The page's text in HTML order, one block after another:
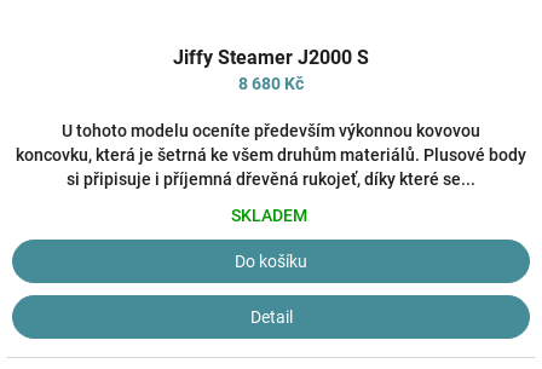
hodnocení
produktu
5,0
z
5
Jiffy Steamer J2000 S
8 680 Kč
U tohoto modelu oceníte především výkonnou kovovou
koncovku, která je šetrná ke všem druhům materiálů. Plusové body
si připisuje i příjemná dřevěná rukojeť, díky které se...
SKLADEM
Do košíku
Detail